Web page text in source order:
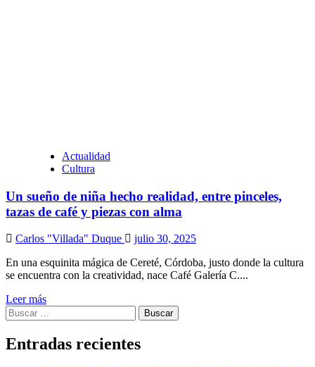
Actualidad
Cultura
Un sueño de niña hecho realidad, entre pinceles,
tazas de café y piezas con alma
Carlos "Villada" Duque
julio 30, 2025
En una esquinita mágica de Cereté, Córdoba, justo donde la cultura
se encuentra con la creatividad, nace Café Galería C....
Leer más
Buscar:
Entradas recientes